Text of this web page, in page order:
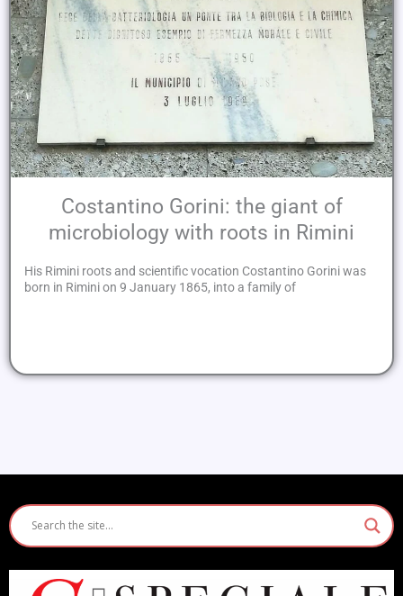
Costantino Gorini: the giant of
microbiology with roots in Rimini
His Rimini roots and scientific vocation Costantino Gorini was
born in Rimini on 9 January 1865, into a family of